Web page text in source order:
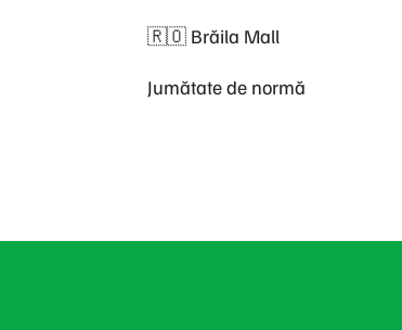
🇷🇴 Brăila Mall
Jumătate de normă